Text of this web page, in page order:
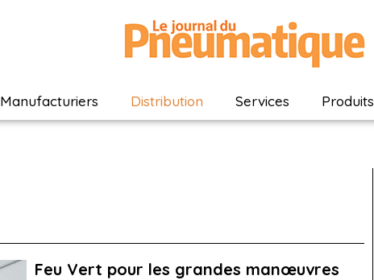
Manufacturiers Distribution Services Produits
Feu Vert pour les grandes manœuvres